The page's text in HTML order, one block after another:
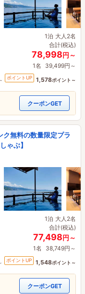
1泊 大人2名
合計(税込)
78,998円～
1名 39,499円～
ポイントUP 1,578ポイント～
クーポンGET
無料の数量限定プラ
ゃぶ】
1泊 大人2名
合計(税込)
77,498円～
1名 38,749円～
ポイントUP 1,548ポイント～
クーポンGET